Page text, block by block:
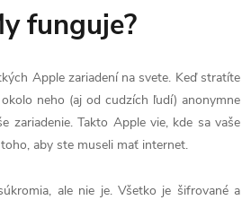
funguje?
Apple zariadení na svete. Keď stratíte
neho (aj od cudzích ľudí) anonymne
zariadenie. Takto Apple vie, kde sa vaše
aby ste museli mať internet.
ale nie je. Všetko je šifrované a